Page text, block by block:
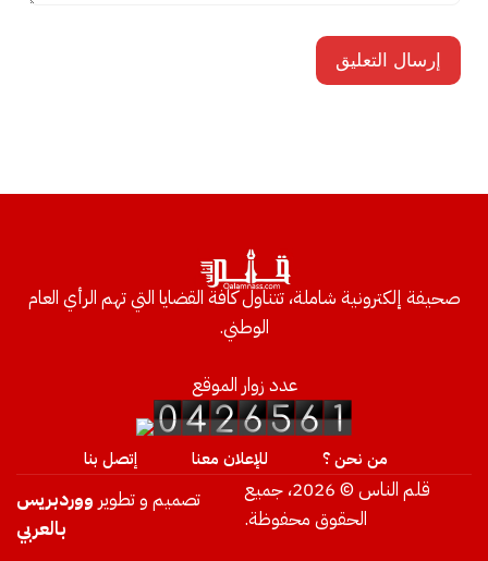
صحيفة إلكترونية شاملة، تتناول كافة القضايا التي تهم الرأي العام
الوطني.
عدد زوار الموقع
من نحن ؟ للإعلان معنا إتصل بنا
قلم الناس © 2026، جميع
الحقوق محفوظة.
تصميم و تطوير ووردبريس
بالعربي